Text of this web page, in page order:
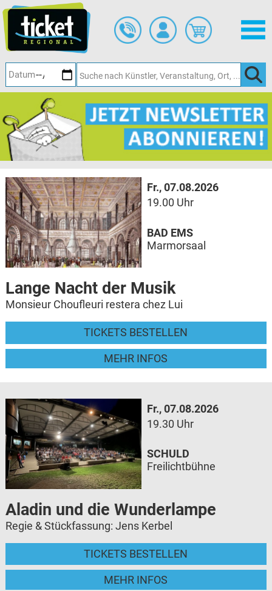
Hauptinhalt
springen
Fr., 07.08.2026
19.00 Uhr
Lange Nacht der Musik
Monsieur Choufleuri restera chez Lui
TICKETS BESTELLEN
MEHR INFOS
BAD EMS
Marmorsaal
Fr., 07.08.2026
19.30 Uhr
Aladin und die Wunderlampe
Regie & Stückfassung: Jens Kerbel
TICKETS BESTELLEN
MEHR INFOS
SCHULD
Freilichtbühne